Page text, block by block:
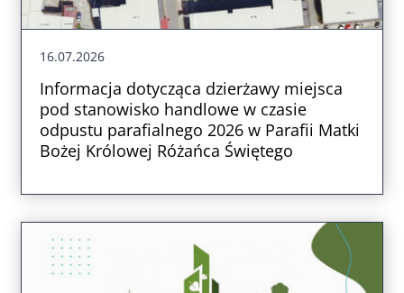
16.07.2026
Informacja dotycząca dzierżawy miejsca
pod stanowisko handlowe w czasie
odpustu parafialnego 2026 w Parafii Matki
Bożej Królowej Różańca Świętego